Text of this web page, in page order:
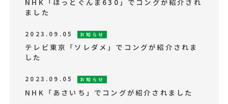
ました
2023.09.05 お知らせ
テレビ東京「ソレダメ」でコングが紹介されま
した
2023.09.05 お知らせ
NHK「あさいち」でコングが紹介されました